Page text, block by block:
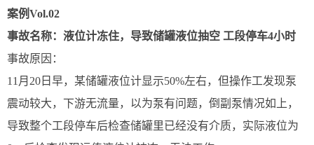
案例Vol.02
事故名称：液位计冻住，导致储罐液位抽空 工段停车4小时
事故原因：
11月20日早，某储罐液位计显示50%左右，但操作工发现泵
震动较大，下游无流量，以为泵有问题，倒副泵情况如上，
导致整个工段停车后检查储罐里已经没有介质，实际液位为